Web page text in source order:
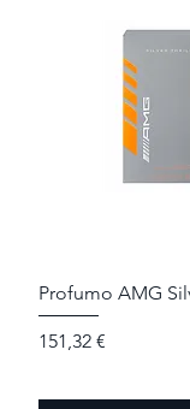
Profumo AMG
Prezzo
151,32 €